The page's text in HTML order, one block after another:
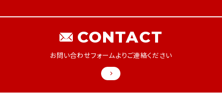
CONTACT
お問い合わせフォームよりご連絡ください